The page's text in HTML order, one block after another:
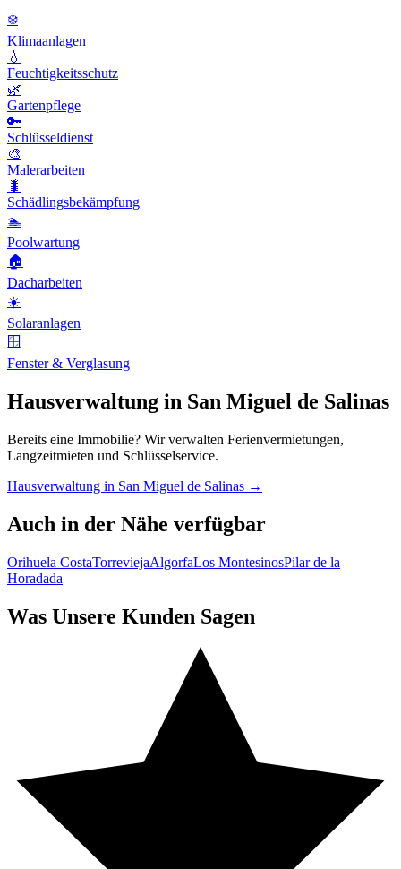
❄️
Klimaanlagen
💧
Feuchtigkeitsschutz
🌿
Gartenpflege
🔑
Schlüsseldienst
🎨
Malerarbeiten
🐛
Schädlingsbekämpfung
🏊
Poolwartung
🏠
Dacharbeiten
☀️
Solaranlagen
🪟
Fenster & Verglasung
Hausverwaltung in San Miguel de Salinas
Bereits eine Immobilie? Wir verwalten Ferienvermietungen,
Langzeitmieten und Schlüsselservice.
Hausverwaltung in San Miguel de Salinas →
Auch in der Nähe verfügbar
Orihuela CostaTorreviejaAlgorfaLos MontesinosPilar de la
Horadada
Was Unsere Kunden Sagen